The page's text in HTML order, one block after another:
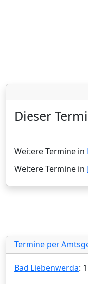
Dieser
Weitere Termine in
Weitere Termine in
Termine per
Bad Liebenwerda: